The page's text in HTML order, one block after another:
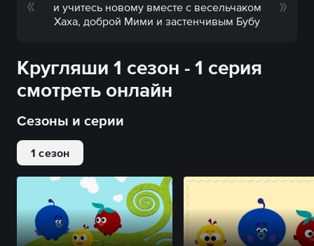
и учитесь новому вместе с весельчаком
Хаха, доброй Мими и застенчивым Бубу
Кругляши 1 сезон - 1 серия
смотреть онлайн
Сезоны и серии
1 сезон